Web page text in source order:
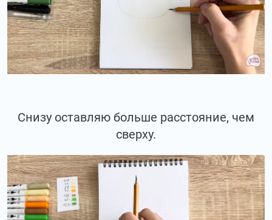
Снизу оставляю больше расстояние, чем
сверху.